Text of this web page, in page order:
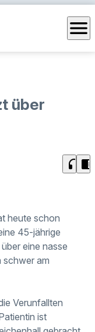
menu
über
headphones chrome_reader_mode
heute schon
45-jährige
eine nasse
schwer am
Verunfallten
ist